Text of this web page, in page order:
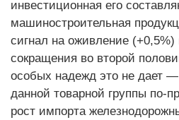
инвестиционная его
машиностроительная
сигнал на оживление (+0,5%)
сокращения во второй
особых надежд это не дает
данной товарной группы по-
рост импорта